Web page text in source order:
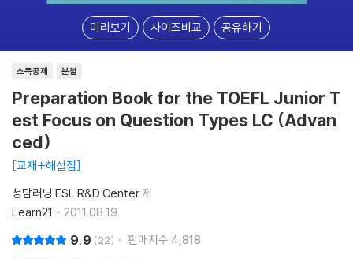
미리보기 사이즈비교 공유하기
소득공제 분철
Preparation Book for the TOEFL Junior T
est Focus on Question Types LC (Advan
ced)
교재+해설집
청담러닝 ESL R&D Center저
Learn21
2011.08.19.
9.9 22 판매지수 4,818